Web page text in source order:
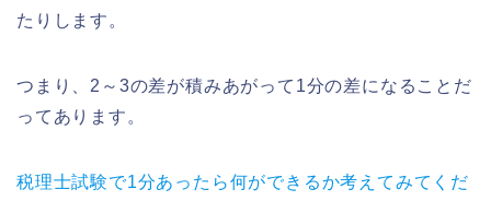
たりします。
つまり、2～3の差が積みあがって1分の差になることだ
ってあります。
税理士試験で1分あったら何ができるか考えてみてくだ